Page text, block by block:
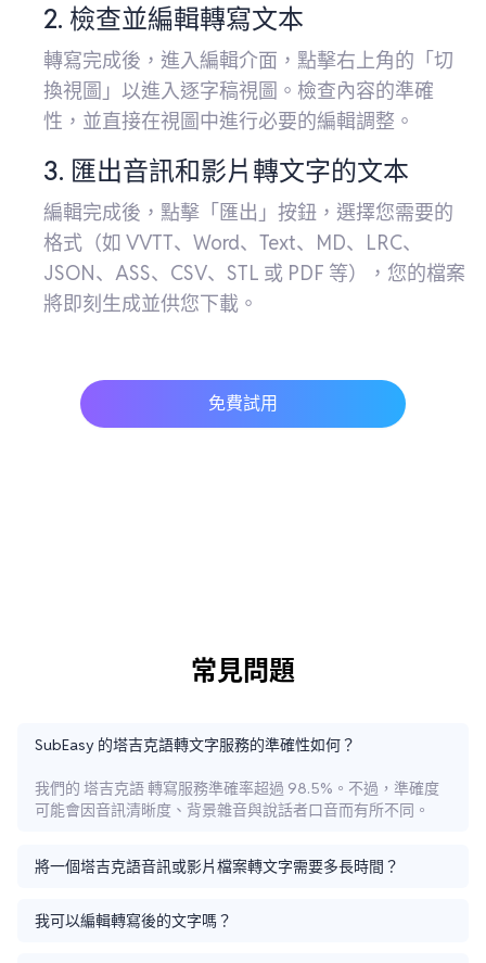
2. 檢查並編輯轉寫文本
轉寫完成後，進入編輯介面，點擊右上角的「切
換視圖」以進入逐字稿視圖。檢查內容的準確
性，並直接在視圖中進行必要的編輯調整。
3. 匯出音訊和影片轉文字的文本
編輯完成後，點擊「匯出」按鈕，選擇您需要的
格式（如 VVTT、Word、Text、MD、LRC、
JSON、ASS、CSV、STL 或 PDF 等），您的檔案
將即刻生成並供您下載。
免費試用
常見問題
SubEasy 的塔吉克語轉文字服務的準確性如何？
我們的 塔吉克語 轉寫服務準確率超過 98.5%。不過，準確度
可能會因音訊清晰度、背景雜音與說話者口音而有所不同。
將一個塔吉克語音訊或影片檔案轉文字需要多長時間？
我可以編輯轉寫後的文字嗎？